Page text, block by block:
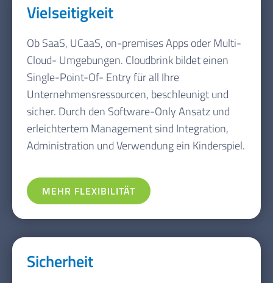
Vielseitigkeit
Ob SaaS, UCaaS, on-premises Apps oder Multi-
Cloud- Umgebungen. Cloudbrink bildet einen
Single-Point-Of- Entry für all Ihre
Unternehmensressourcen, beschleunigt und
sicher. Durch den Software-Only Ansatz und
erleichtertem Management sind Integration,
Administration und Verwendung ein Kinderspiel.
MEHR FLEXIBILITÄT
Sicherheit